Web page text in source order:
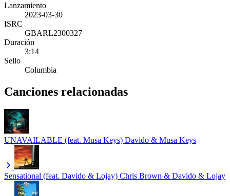
Lanzamiento
2023-03-30
ISRC
GBARL2300327
Duración
3:14
Sello
Columbia
Canciones relacionadas
UNAVAILABLE (feat. Musa Keys) Davido & Musa Keys
Sensational (feat. Davido & Lojay) Chris Brown & Davido & Lojay